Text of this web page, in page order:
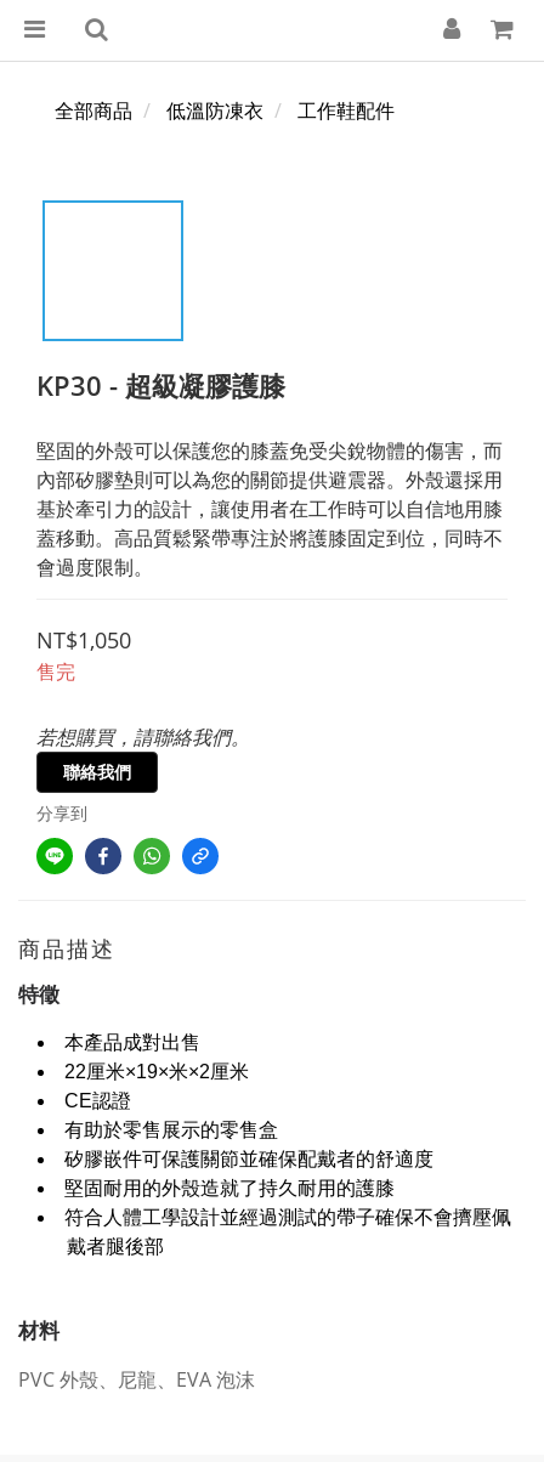
全部商品 低溫防凍衣 工作鞋配件
KP30 - 超級凝膠護膝
堅固的外殼可以保護您的膝蓋免受尖銳物體的傷害，而
內部矽膠墊則可以為您的關節提供避震器。外殼還採用
基於牽引力的設計，讓使用者在工作時可以自信地用膝
蓋移動。高品質鬆緊帶專注於將護膝固定到位，同時不
會過度限制。
NT$1,050
售完
若想購買，請聯絡我們。
聯絡我們
分享到
商品描述
特徵
本產品成對出售
22厘米×19×米×2厘米
CE認證
有助於零售展示的零售盒
矽膠嵌件可保護關節並確保配戴者的舒適度
堅固耐用的外殼造就了持久耐用的護膝
符合人體工學設計並經過測試的帶子確保不會擠壓佩
戴者腿後部
材料
PVC 外殼、尼龍、EVA 泡沫